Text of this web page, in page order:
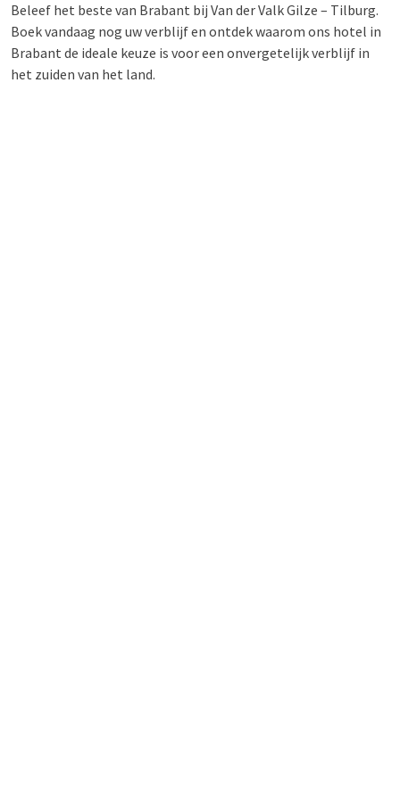
Beleef het beste van Brabant bij Van der Valk Gilze – Tilburg.
Boek vandaag nog uw verblijf en ontdek waarom ons hotel in
Brabant de ideale keuze is voor een onvergetelijk verblijf in
het zuiden van het land.